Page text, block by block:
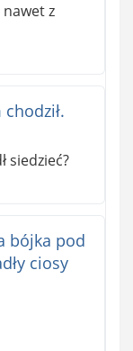
z
siedzieć?
bójka pod
ciosy